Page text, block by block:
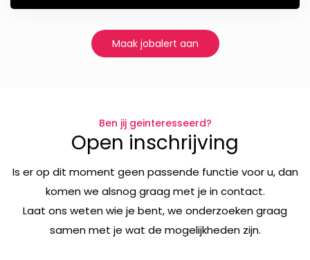
Maak jobalert aan
Ben jij geinteresseerd?
Open inschrijving
Is er op dit moment geen passende functie voor u, dan
komen we alsnog graag met je in contact.
Laat ons weten wie je bent, we onderzoeken graag
samen met je wat de mogelijkheden zijn.